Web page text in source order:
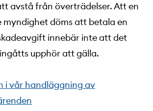
avstå från överträdelser. Att en
myndighet döms att betala en
innebär inte att det
upphör att gälla.
i vår handläggning av